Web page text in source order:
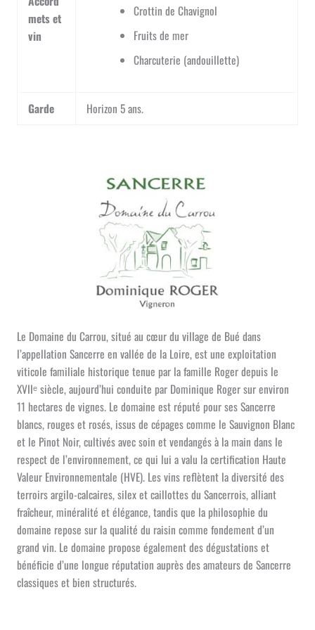
mets et
vin
Crottin de Chavignol
Fruits de mer
Charcuterie (andouillette)
Garde Horizon 5 ans.
Le Domaine du Carrou, situé au cœur du village de Bué dans
l’appellation Sancerre en vallée de la Loire, est une exploitation
viticole familiale historique tenue par la famille Roger depuis le
XVIIᵉ siècle, aujourd’hui conduite par Dominique Roger sur environ
11 hectares de vignes. Le domaine est réputé pour ses Sancerre
blancs, rouges et rosés, issus de cépages comme le Sauvignon Blanc
et le Pinot Noir, cultivés avec soin et vendangés à la main dans le
respect de l’environnement, ce qui lui a valu la certification Haute
Valeur Environnementale (HVE). Les vins reflètent la diversité des
terroirs argilo-calcaires, silex et caillottes du Sancerrois, alliant
fraîcheur, minéralité et élégance, tandis que la philosophie du
domaine repose sur la qualité du raisin comme fondement d’un
grand vin. Le domaine propose également des dégustations et
bénéficie d’une longue réputation auprès des amateurs de Sancerre
classiques et bien structurés.